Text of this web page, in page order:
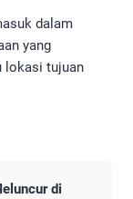
dalam
yang
lokasi tujuan
di